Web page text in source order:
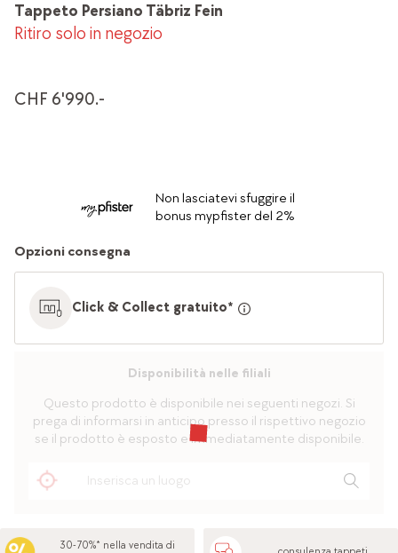
Tappeto Persiano Täbriz Fein
Ritiro solo in negozio
CHF 6'990.-
Non lasciatevi sfuggire il
bonus mypfister del 2%
Opzioni consegna
Click & Collect gratuito*
Disponibilità nelle filiali
Questo prodotto è disponibile nei seguenti negozi. Si
prega di informarsi in anticipo presso il rispettivo negozio
se il prodotto è esposto e immediatamente disponibile.
30-70%* nella vendita di